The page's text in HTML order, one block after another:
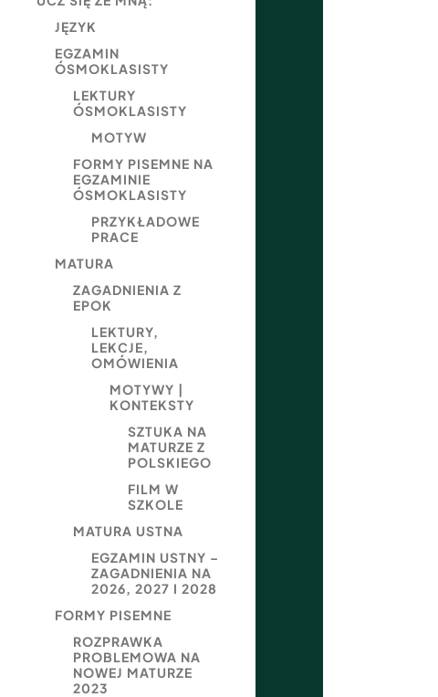
JĘZYK
EGZAMIN
ÓSMOKLASISTY
LEKTURY
ÓSMOKLASISTY
MOTYW
FORMY PISEMNE NA
EGZAMINIE
ÓSMOKLASISTY
PRZYKŁADOWE
PRACE
MATURA
ZAGADNIENIA Z
EPOK
LEKTURY,
LEKCJE,
OMÓWIENIA
MOTYWY |
KONTEKSTY
SZTUKA NA
MATURZE Z
POLSKIEGO
FILM W
SZKOLE
MATURA USTNA
EGZAMIN USTNY –
ZAGADNIENIA NA
2026, 2027 I 2028
FORMY PISEMNE
ROZPRAWKA
PROBLEMOWA NA
NOWEJ MATURZE
2023